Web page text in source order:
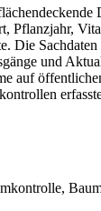
Pflanzjahr,
Die
und
auf